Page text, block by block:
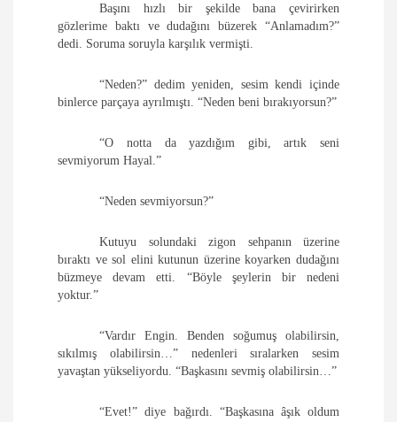
Başını hızlı bir şekilde bana çevirirken
gözlerime baktı ve dudağını büzerek “Anlamadım?”
dedi. Soruma soruyla karşılık vermişti.
“Neden?” dedim yeniden, sesim kendi içinde
binlerce parçaya ayrılmıştı. “Neden beni bırakıyorsun?”
“O notta da yazdığım gibi, artık seni
sevmiyorum Hayal.”
“Neden sevmiyorsun?”
Kutuyu solundaki zigon sehpanın üzerine
bıraktı ve sol elini kutunun üzerine koyarken dudağını
büzmeye devam etti. “Böyle şeylerin bir nedeni
yoktur.”
“Vardır Engin. Benden soğumuş olabilirsin,
sıkılmış olabilirsin…” nedenleri sıralarken sesim
yavaştan yükseliyordu. “Başkasını sevmiş olabilirsin…”
“Evet!” diye bağırdı. “Başkasına âşık oldum